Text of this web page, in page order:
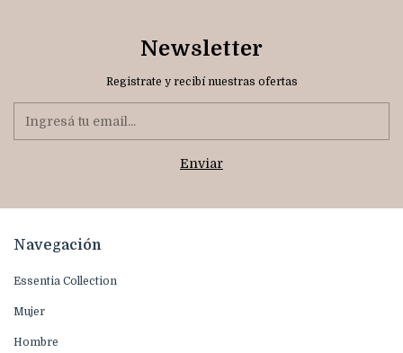
Newsletter
Registrate y recibí nuestras ofertas
Navegación
Essentia Collection
Mujer
Hombre